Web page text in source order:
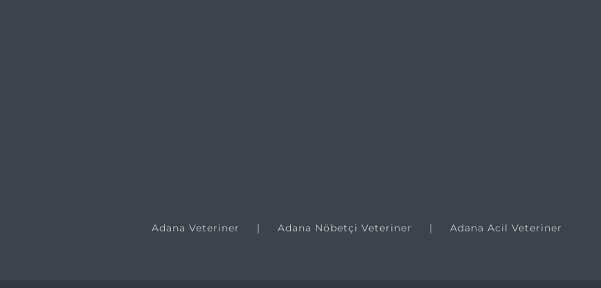
Adana Veteriner Adana Nöbetçi Veteriner Adana Acil Veteriner